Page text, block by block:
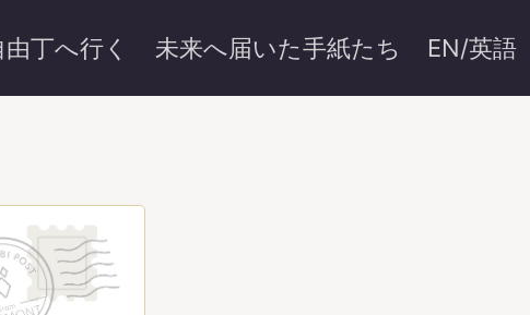
由丁へ行く 未来へ届いた手紙たち EN/英語